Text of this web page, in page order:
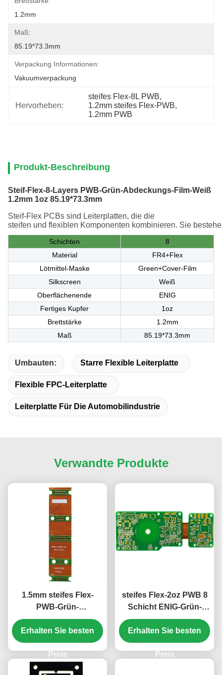
1.2mm
Maß:
85.19*73.3mm
Verpackung Informationen:
Vakuumverpackung
Hervorheben:
steifes Flex-8L PWB,
1.2mm steifes Flex-PWB,
1.2mm PWB
Produkt-Beschreibung
Steif-Flex-8-Layers PWB-Grün-Abdeckungs-Film-Weiß
1.2mm 1oz 85.19*73.3mm
Steif-Flex PCBs sind Leiterplatten, die die
steifen und flexiblen Komponenten kombinieren. Sie
Schichten
8
Material
FR4+Flex
Lötmittel-Maske
Green+Cover-Film
Silkscreen
Weiß
Oberflächenende
ENIG
Fertiges Kupfer
1oz
Brettstärke
1.2mm
Maß
85.19*73.3mm
Umbauten: Starre Flexible Leiterplatte
Flexible FPC-Leiterplatte
Leiterplatte Für Die Automobilindustrie
Verwandte Produkte
1.5mm steifes Flex-
PWB-Grün-
Abdeckungs-Film-Weiß
10 Schicht PWB ENIG
Erhalten Sie besten
Preis
steifes Flex-2oz PWB 8
Schicht ENIG-Grün-
Abdeckungs-Film
weißes 1.5mm
Erhalten Sie besten
Preis